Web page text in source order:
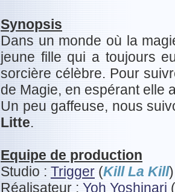
Synopsis
Dans un monde où la
jeune fille qui a toujours
sorcière célèbre. Pour
de Magie, en espérant elle
Un peu gaffeuse, nous
Litte.
Equipe de production
Studio : Trigger (Kill La Kill)
Réalisateur : Yoh Yoshinari (